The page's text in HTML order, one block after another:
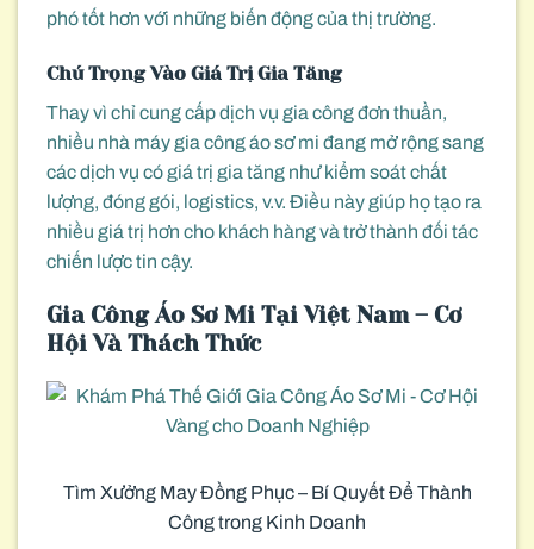
phó tốt hơn với những biến động của thị trường.
Chú Trọng Vào Giá Trị Gia Tăng
Thay vì chỉ cung cấp dịch vụ gia công đơn thuần,
nhiều nhà máy gia công áo sơ mi đang mở rộng sang
các dịch vụ có giá trị gia tăng như kiểm soát chất
lượng, đóng gói, logistics, v.v. Điều này giúp họ tạo ra
nhiều giá trị hơn cho khách hàng và trở thành đối tác
chiến lược tin cậy.
Gia Công Áo Sơ Mi Tại Việt Nam – Cơ
Hội Và Thách Thức
Tìm Xưởng May Đồng Phục – Bí Quyết Để Thành
Công trong Kinh Doanh